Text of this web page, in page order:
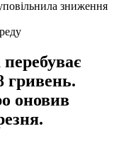
гривень.
оновив